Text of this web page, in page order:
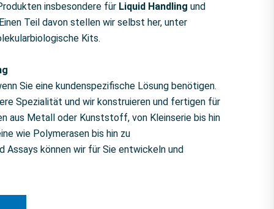
insbesondere für Liquid Handling und
Teil davon stellen wir selbst her, unter
Kits.
Sie eine kundenspezifische Lösung benötigen.
Spezialität und wir konstruieren und fertigen für
aus Metall oder Kunststoff, von Kleinserie bis hin
wie Polymerasen bis hin zu
Assays können wir für Sie entwickeln und